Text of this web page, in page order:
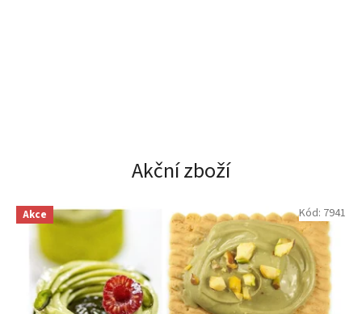
Akční zboží
Akce Kód: 7941